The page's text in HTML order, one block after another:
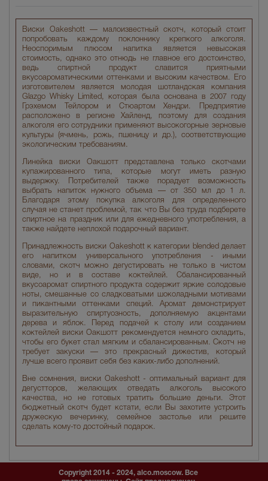
Виски Oakeshott — малоизвестный скотч, который стоит
попробовать каждому поклоннику крепкого алкоголя.
Неоспоримым плюсом напитка является невысокая
стоимость, однако это отнюдь не главное его достоинство,
ведь спиртной продукт славится приятными
вкусоароматическими оттенками и высоким качеством. Его
изготовителем является молодая шотландская компания
Glazgo Whisky Limited, которая была основана в 2007 году
Грэхемом Тейлором и Стюартом Хендри. Предприятие
расположено в регионе Хайленд, поэтому для создания
алкоголя его сотрудники применяют высокогорные зерновые
культуры (ячмень, рожь, пшеницу и др.), соответствующие
экологическим требованиям.
Линейка виски Оакшотт представлена только скотчами
купажированного типа, которые могут иметь разную
выдержку. Потребителей также порадует возможность
выбрать напиток нужного объема — от 350 мл до 1 л.
Благодаря этому покупка алкоголя для определенного
случая не станет проблемой, так что Вы без труда подберете
спиртное на праздник или для ежедневного употребления, а
также найдете неплохой подарочный вариант.
Принадлежность виски Oakeshott к категории blended делает
его напитком универсального употребления - иными
словами, скотч можно дегустировать не только в чистом
виде, но и в составе коктейлей. Сбалансированный
вкусоаромат спиртного продукта содержит яркие солодовые
ноты, смешанные со сладковатыми шоколадными мотивами
и пикантными оттенками специй. Аромат демонстрирует
выразительную спиртуозность, дополняемую акцентами
дерева и яблок. Перед подачей к столу или созданием
коктейлей виски Оакшотт рекомендуется немного охладить,
чтобы его букет стал мягким и сбалансированным. Скотч не
требует закуски — это прекрасный дижестив, который
лучше всего проявит себя без каких-либо дополнений.
Вне сомнения, виски Oakeshott - оптимальный вариант для
дегустторов, желающих отведать алкоголь высокого
качества, но не готовых тратить большие деньги. Этот
бюджетный скотч будет кстати, если Вы захотите устроить
дружескую вечеринку, семейное застолье или решите
сделать кому-то достойный подарок.
Copyright 2014 - 2024, alco.moscow. Все